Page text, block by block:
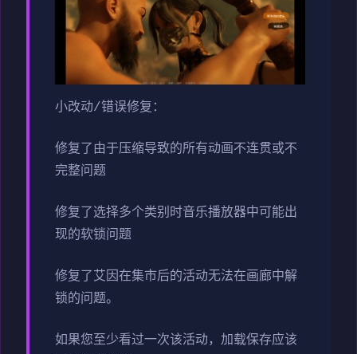
小改动/错误修复：
修复了由于压缩导致的所有动画不连贯或不
完整问题
修复了选择多个类别时音乐播放器中可能出
现的软锁问题
修复了艾因在集市后的活动无法在画廊中解
锁的问题。
如果您至少看过一次该活动，加载保存应该